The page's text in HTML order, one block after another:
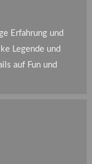
Erfahrung und
Legende und
auf Fun und